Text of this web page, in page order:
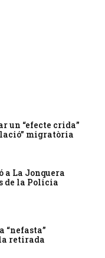
un “efecte crida”
migratòria
a La Jonquera
de la Policia
“nefasta”
retirada